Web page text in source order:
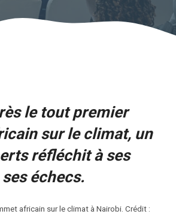
le tout premier
sur le climat, un
réfléchit à ses
échecs.
africain sur le climat à Nairobi. Crédit :